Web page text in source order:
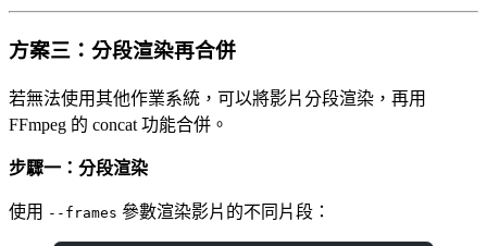
方案三：分段渲染再合併
若無法使用其他作業系統，可以將影片分段渲染，再用
FFmpeg 的 concat 功能合併。
步驟一：分段渲染
使用 --frames 參數渲染影片的不同片段：